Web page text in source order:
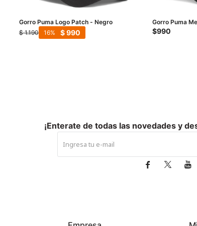
Gorro Puma Logo Patch - Negro
$ 1.190 $990
16
Gorro Puma
$990
¡Enterate de todas las novedades y
  